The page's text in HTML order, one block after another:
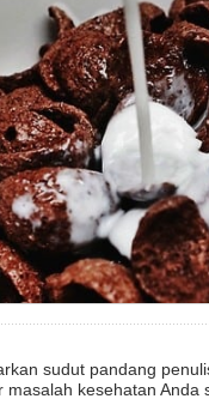
sudut pandang
kesehatan